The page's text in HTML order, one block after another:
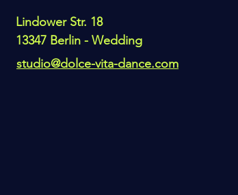
Lindower Str. 18
13347 Berlin - Wedding
studio@dolce-vita-dance.com